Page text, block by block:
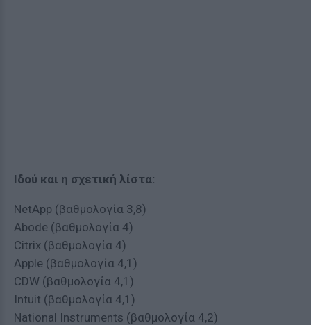
Ιδού και η σχετική λίστα:
NetApp (βαθμολογία 3,8)
Abode (βαθμολογία 4)
Citrix (βαθμολογία 4)
Apple (βαθμολογία 4,1)
CDW (βαθμολογία 4,1)
Intuit (βαθμολογία 4,1)
National Instruments (βαθμολογία 4,2)